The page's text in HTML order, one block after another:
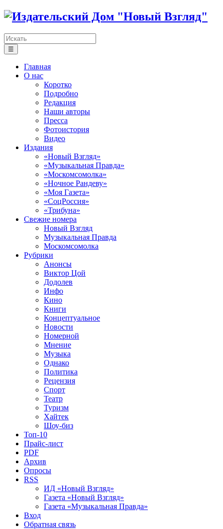
☰
Главная
О нас
Коротко
Подробно
Редакция
Наши авторы
Пресса
Фотоистория
Видео
Издания
«Новый Взгляд»
«Музыкальная Правда»
«Москомсомолка»
«Ночное Рандеву»
«Моя Газета»
«СоцРоссия»
«Трибуна»
Свежие номера
Новый Взгляд
Музыкальная Правда
Москомсомолка
Рубрики
Анонсы
Виктор Цой
Додолев
Инфо
Кино
Книги
Концептуальное
Новости
Номерной
Мнение
Музыка
Однако
Политика
Рецензия
Спорт
Театр
Туризм
Хайтек
Шоу-биз
Топ-10
Прайс-лист
PDF
Архив
Опросы
RSS
ИД «Новый Взгляд»
Газета «Новый Взгляд»
Газета «Музыкальная Правда»
Вход
Обратная связь